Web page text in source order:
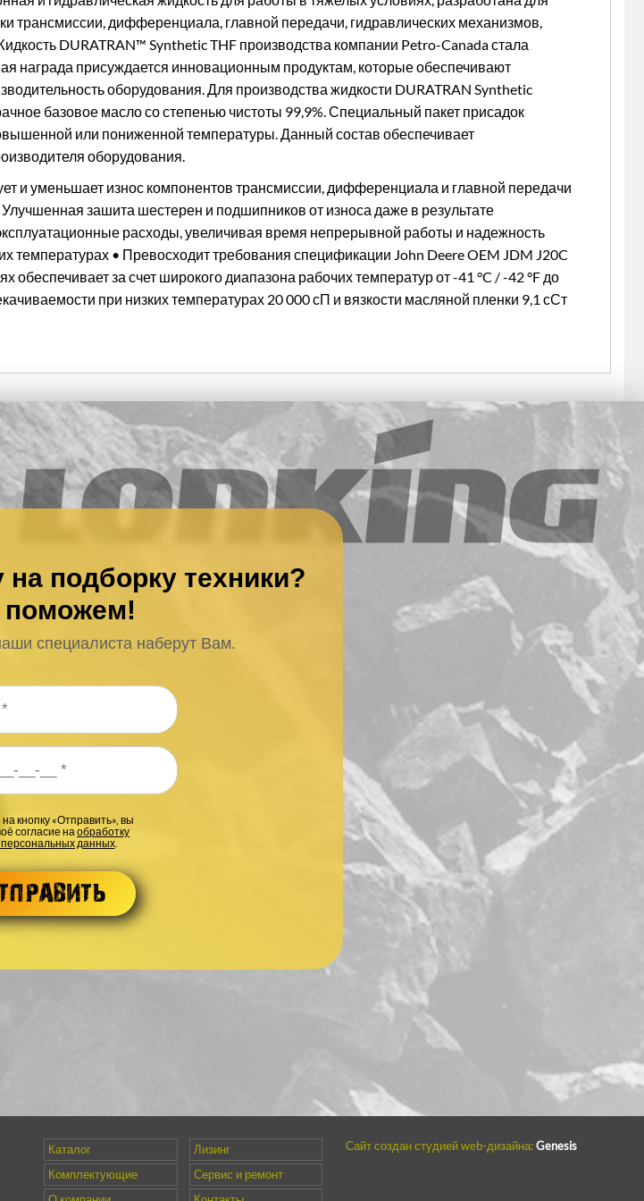
трансмиссии, дифференциала, главной передачи, гидравлических механизмов,
DURATRAN™ Synthetic THF производства компании Petro-Canada стала
награда присуждается инновационным продуктам, которые обеспечивают
оборудования. Для производства жидкости DURATRAN Synthetic
базовое масло со степенью чистоты 99,9%. Специальный пакет присадок
или пониженной температуры. Данный состав обеспечивает
оборудования.
и уменьшает износ компонентов трансмиссии, дифференциала и главной передачи
зашита шестерен и подшипников от износа даже в результате
расходы, увеличивая время непрерывной работы и надежность
температурах • Превосходит требования спецификации John Deere OEM JDM J20C
за счет широкого диапазона рабочих температур от -41 °C / -42 °F до
при низких температурах 20 000 сП и вязкости масляной пленки 9,1 сСт
на подборку техники?
специалиста наберут Вам.
кнопку «Отправить», вы
согласие на обработку
персональных данных.
Каталог
Комплектующие
Лизинг
Сервис и ремонт
Сайт создан студией web-дизайна:Genesis